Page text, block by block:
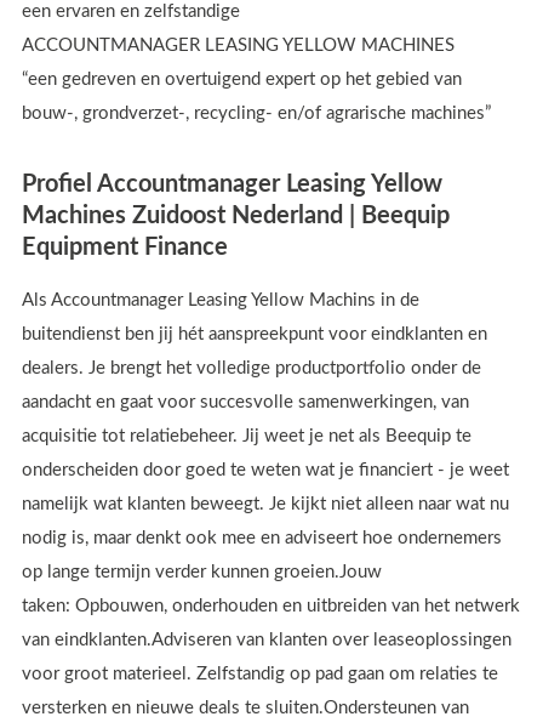
een ervaren en zelfstandige
ACCOUNTMANAGER LEASING YELLOW MACHINES
“een gedreven en overtuigend expert op het gebied van
bouw-, grondverzet-, recycling- en/of agrarische machines”
Profiel Accountmanager Leasing Yellow
Machines Zuidoost Nederland | Beequip
Equipment Finance
Als Accountmanager Leasing Yellow Machins in de
buitendienst ben jij hét aanspreekpunt voor eindklanten en
dealers. Je brengt het volledige productportfolio onder de
aandacht en gaat voor succesvolle samenwerkingen, van
acquisitie tot relatiebeheer. Jij weet je net als Beequip te
onderscheiden door goed te weten wat je financiert - je weet
namelijk wat klanten beweegt. Je kijkt niet alleen naar wat nu
nodig is, maar denkt ook mee en adviseert hoe ondernemers
op lange termijn verder kunnen groeien.Jouw
taken: Opbouwen, onderhouden en uitbreiden van het netwerk
van eindklanten.Adviseren van klanten over leaseoplossingen
voor groot materieel. Zelfstandig op pad gaan om relaties te
versterken en nieuwe deals te sluiten.Ondersteunen van